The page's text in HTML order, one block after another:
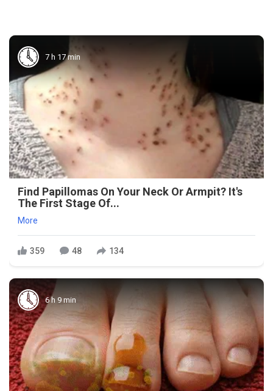
7 h 17 min
Find Papillomas On Your Neck Or Armpit? It's
The First Stage Of...
More
359 48 134
6 h 9 min